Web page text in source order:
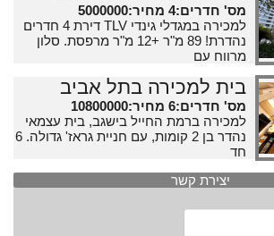
מס' חדרים:4 מחיר:5000000
למכירה במגדלי גינדי TLV דירת 4 חדרים
נהדרת! 89 מ"ר +12 מ"ר מרפסת. סלון
מרווח עם
בית למכירה בתל אביב
מס' חדרים:6 מחיר:10800000
למכירה ברמת החייל בישגב, בית עצמאי
נהדר בן 2 קומות, עם חניית גראז' גדולה. 6
חד
יצירת קשר